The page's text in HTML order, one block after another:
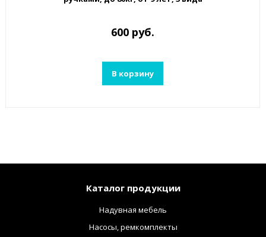
600 руб.
В корзину
Каталог продукции
Надувная мебель
Насосы, ремкомплекты